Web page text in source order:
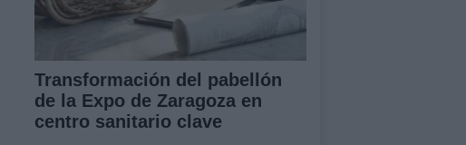
Transformación del pabellón
de la Expo de Zaragoza en
centro sanitario clave